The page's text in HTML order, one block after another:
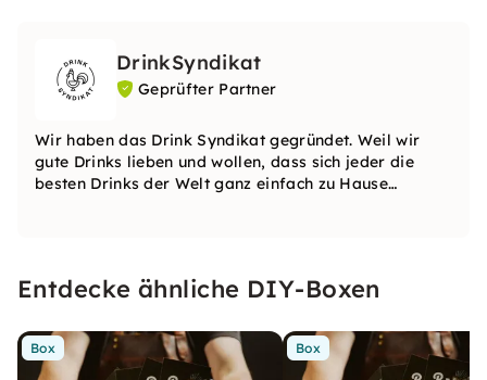
DrinkSyndikat
Geprüfter Partner
Wir haben das Drink Syndikat gegründet. Weil wir
gute Drinks lieben und wollen, dass sich jeder die
besten Drinks der Welt ganz einfach zu Hause
Entdecke ähnliche DIY-Boxen
Box Box